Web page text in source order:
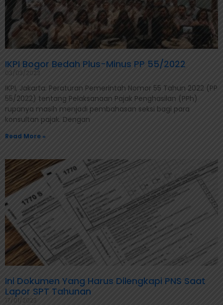
IKPI Bogor Bedah Plus-Minus PP 55/2022
03/03/2023
IKPI, Jakarta: Peraturan Pemerintah Nomor 55 Tahun 2022 (PP
55/2022) tentang Pelaksanaan Pajak Penghasilan (PPh)
rupanya masih menjadi pembahasan seksi bagi para
konsultan pajak. Dengan
Read More »
Ini Dokumen Yang Harus Dilengkapi PNS Saat
Lapor SPT Tahunan
17/01/2023